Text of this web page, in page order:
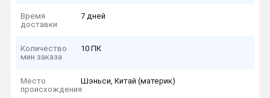
Время
доставки
7 дней
Количество
мин заказа
10 ПК
Место
происхождения
Шэньси, Китай (материк)